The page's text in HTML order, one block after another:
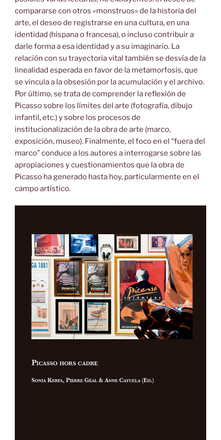
compararse con otros «monstruos» de la historia del
arte, el deseo de registrarse en una cultura, en una
identidad (hispana o francesa), o incluso contribuir a
darle forma a esa identidad y a su imaginario. La
relación con su trayectoria vital también se desvía de la
linealidad esperada en favor de la metamorfosis, que
se vincula a la obsesión por la acumulación y el archivo.
Por último, se trata de comprender la reflexión de
Picasso sobre los límites del arte (fotografía, dibujo
infantil, etc.) y sobre los procesos de
institucionalización de la obra de arte (marco,
exposición, museo). Finalmente, el foco en el “fuera del
marco” conduce a los autores a interrogarse sobre las
apropiaciones y cuestionamientos que la obra de
Picasso ha generado hasta hoy, particularmente en el
campo artístico.